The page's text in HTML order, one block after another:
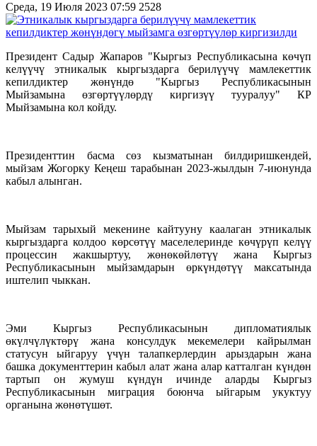
Среда, 19 Июля 2023 07:59 2528
Президент Садыр Жапаров "Кыргыз Республикасына көчүп
келүүчү этникалык кыргыздарга берилүүчү мамлекеттик
кепилдиктер жөнүндө "Кыргыз Республикасынын
Мыйзамына өзгөртүүлөрдү киргизүү тууралуу" КР
Мыйзамына кол койду.
Президенттин басма сөз кызматынан билдиришкендей,
мыйзам Жогорку Кеңеш тарабынан 2023-жылдын 7-июнунда
кабыл алынган.
Мыйзам тарыхый мекенине кайтууну каалаган этникалык
кыргыздарга колдоо көрсөтүү маселелеринде көчүрүп келүү
процессин жакшыртуу, жөнөкөйлөтүү жана Кыргыз
Республикасынын мыйзамдарын өркүндөтүү максатында
иштелип чыккан.
Эми Кыргыз Республикасынын дипломатиялык
өкүлчүлүктөрү жана консулдук мекемелери кайрылман
статусун ыйгаруу үчүн талапкерлердин арыздарын жана
башка документтерин кабыл алат жана алар катталган күндөн
тартып он жумуш күндүн ичинде аларды Кыргыз
Республикасынын миграция боюнча ыйгарым укуктуу
органына жөнөтүшөт.